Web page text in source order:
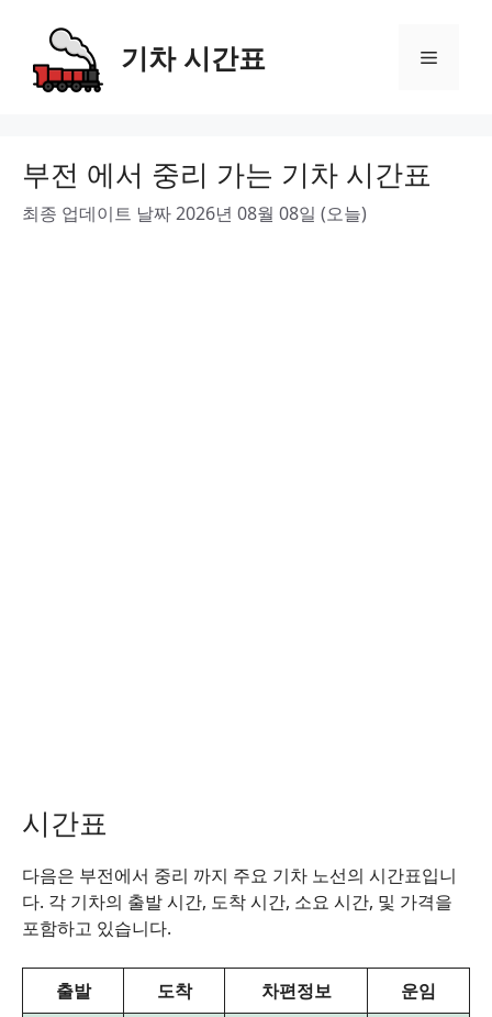
content
기차 시간표 Menu
부전 에서 중리 가는 기차 시간표
최종 업데이트 날짜 2026년 08월 08일 (오늘)
시간표
다음은 부전에서 중리 까지 주요 기차 노선의 시간표입니
다. 각 기차의 출발 시간, 도착 시간, 소요 시간, 및 가격을
포함하고 있습니다.
출발 도착 차편정보
운임